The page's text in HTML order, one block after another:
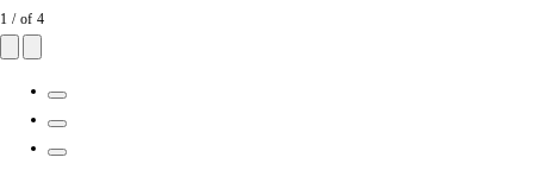
1 / of 4